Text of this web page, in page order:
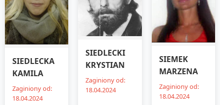
SIEDLECKA
KAMILA
Zaginiony od:
18.04.2024
SIEDLECKI
KRYSTIAN
Zaginiony od:
18.04.2024
SIEMEK
MARZENA
Zaginiony od:
18.04.2024